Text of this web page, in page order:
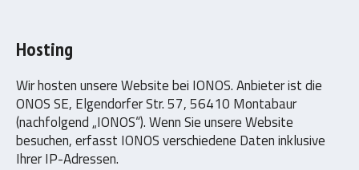
Hosting
Wir hosten unsere Website bei IONOS. Anbieter ist die
ONOS SE, Elgendorfer Str. 57, 56410 Montabaur
(nachfolgend „IONOS“). Wenn Sie unsere Website
besuchen, erfasst IONOS verschiedene Daten inklusive
Ihrer IP-Adressen.